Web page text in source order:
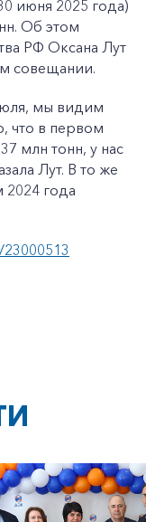
июня 2025 года)
Об этом
РФ Оксана Лут
совещании.
мы видим
что в первом
млн тонн, у нас
Лут. В то же
2024 года